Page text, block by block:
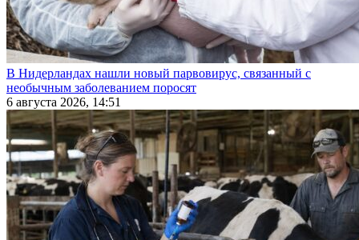
В Нидерландах нашли новый парвовирус, связанный с
необычным заболеванием поросят
6 августа 2026, 14:51